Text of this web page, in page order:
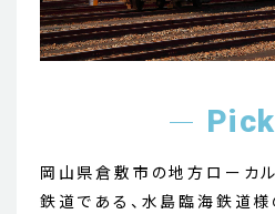
岡山県倉敷市の地方ローカ
鉄道である、水島臨海鉄道様